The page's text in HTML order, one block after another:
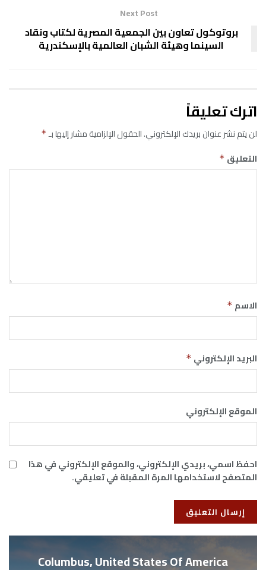
Next Post
بروتوكول تعاون بين الجمعية المصرية لكتاب ونقاد
السينما وهيئة الشبان العالمية بالإسكندرية
اترك تعليقاً
لن يتم نشر عنوان بريدك الإلكتروني.الحقول الإلزامية مشار إليها بـ*
التعليق *
الاسم *
البريد الإلكتروني *
الموقع الإلكتروني
احفظ اسمي، بريدي الإلكتروني، والموقع الإلكتروني في هذا
المتصفح لاستخدامها المرة المقبلة في تعليقي.
Columbus, United States Of America